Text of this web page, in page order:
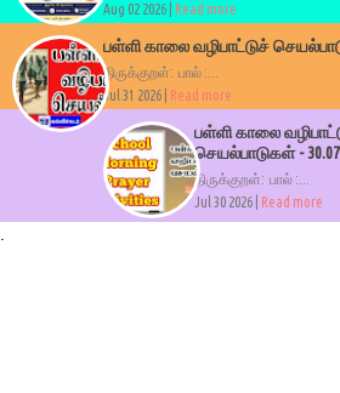
Aug 02 2026 | Read more
பள்ளி காலை வழிபாட்டுச்
திருக்குறள்: பால் :...
Jul 31 2026 |
Read more
பள்ளி காலை
செயல்பாடுகள் -
திருக்குறள்: பால் :...
Jul 30 2026 |
Read more